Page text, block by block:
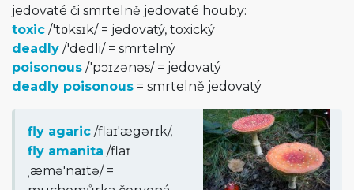
jedovaté či smrtelně jedovaté houby:
toxic /'tɒksɪk/= jedovatý, toxický
deadly /'dedli/= smrtelný
poisonous /'pɔɪzənəs/= jedovatý
deadly poisonous = smrtelně jedovatý
fly agaric /flaɪ'ægərɪk/,
fly amanita /flaɪ
ˌæmə'naɪtə/=